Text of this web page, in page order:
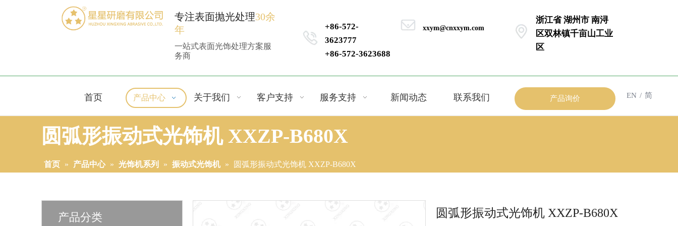
专注表面抛光处理30余
年
一站式表面光饰处理方案服
务商
+86-572-
3623777
+86-572-3623688
xxym@cnxxym.com
浙江省 湖州市 南浔
区双林镇千亩山工业
区
首页 产品中心 关于我们 客户支持 服务支持 新闻动态 联系我们 产品询价 EN / 简
圆弧形振动式光饰机 XXZP-B680X
首页 » 产品中心 » 光饰机系列 » 振动式光饰机 » 圆弧形振动式光饰机 XXZP-B680X
产品分类 圆弧形振动式光饰机 XXZP-B680X